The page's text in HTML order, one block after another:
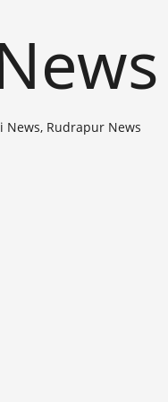
News, Rudrapur News